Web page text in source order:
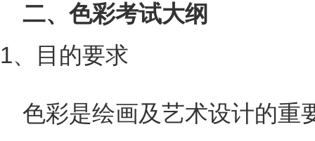
二、色彩考试大纲
1、目的要求
色彩是绘画及艺术设计的重